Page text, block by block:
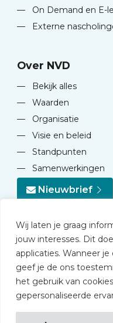
Wij laten je graag
jouw interesses. Dit
applicaties. Wanneer
geef je de ons
het gebruik van
gepersonaliseerde
—
On Demand en E-
—
Externe
Over NVD
—
Bekijk alles
—
Waarden
—
Organisatie
—
Visie en beleid
—
Standpunten
—
Samenwerkingen
Nieuwbrief
© 2026 NVD
Privacy statement
Disclaimer